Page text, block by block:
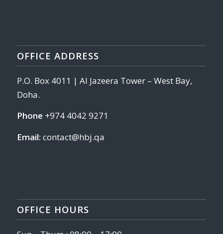
OFFICE ADDRESS
P.O. Box 4011 | Al Jazeera Tower – West Bay,
Doha.
Phone +974 4042 9271
Email: contact@hbj.qa
OFFICE HOURS